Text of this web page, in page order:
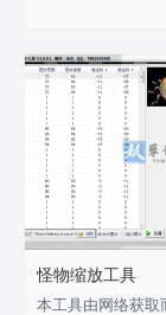
怪物缩放工具